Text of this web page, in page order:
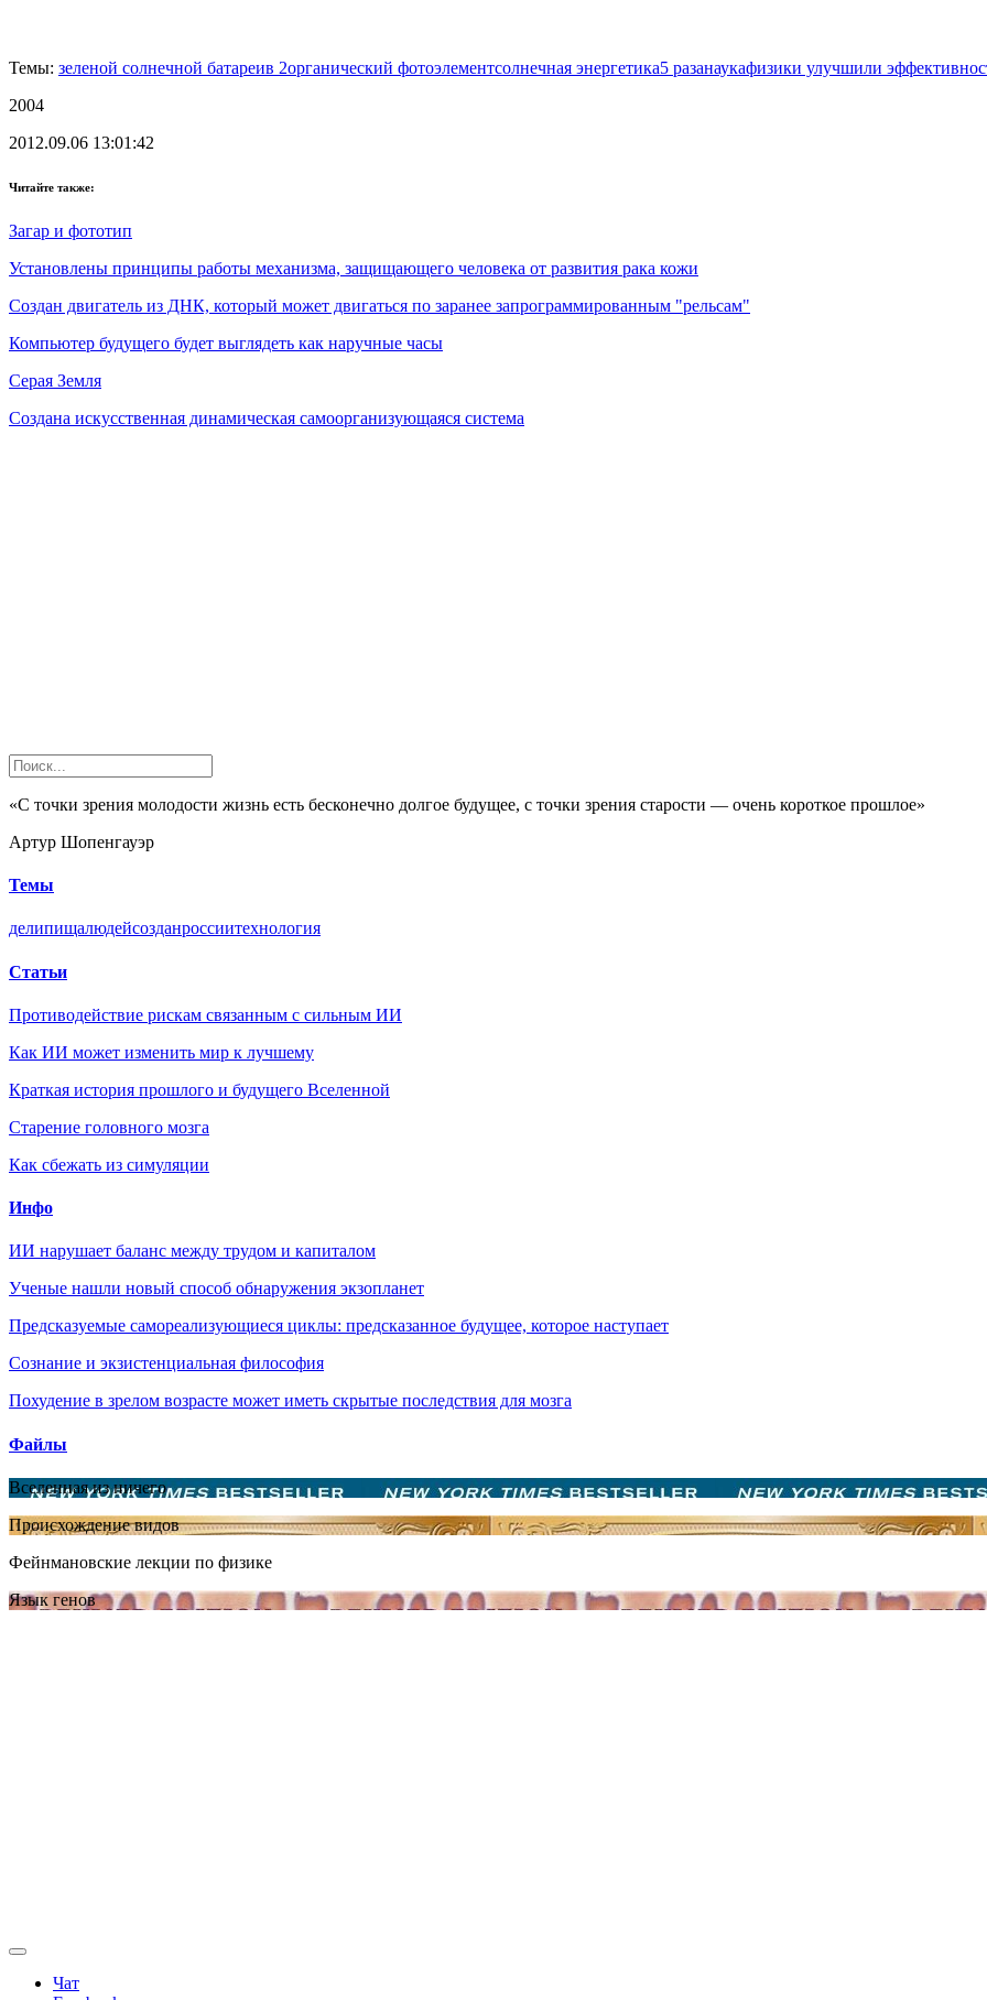
Темы: зеленой солнечной батареив 2органический фотоэлементсолнечная энергетика5 разанаукафизики улучшили
2004
2012.09.06 13:01:42
Читайте также:
Загар и фототип
Установлены принципы работы механизма, защищающего человека от развития рака кожи
Создан двигатель из ДНК, который может двигаться по заранее запрограммированным "рельсам"
Компьютер будущего будет выглядеть как наручные часы
Серая Земля
Создана искусственная динамическая самоорганизующаяся система
«С точки зрения молодости жизнь есть бесконечно долгое будущее, с точки зрения старости — очень короткое прошлое»
Артур Шопенгауэр
Темы
делипищалюдейсозданроссиитехнология
Статьи
Противодействие рискам связанным с сильным ИИ
Как ИИ может изменить мир к лучшему
Краткая история прошлого и будущего Вселенной
Старение головного мозга
Как сбежать из симуляции
Инфо
ИИ нарушает баланс между трудом и капиталом
Ученые нашли новый способ обнаружения экзопланет
Предсказуемые самореализующиеся циклы: предсказанное будущее, которое наступает
Сознание и экзистенциальная философия
Похудение в зрелом возрасте может иметь скрытые последствия для мозга
Файлы
Вселенная из ничего
Происхождение видов
Фейнмановские лекции по физике
Язык генов
Чат